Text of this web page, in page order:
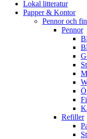
Lokal litteratur
Papper & Kontor
Pennor och
Pennor
Refiller